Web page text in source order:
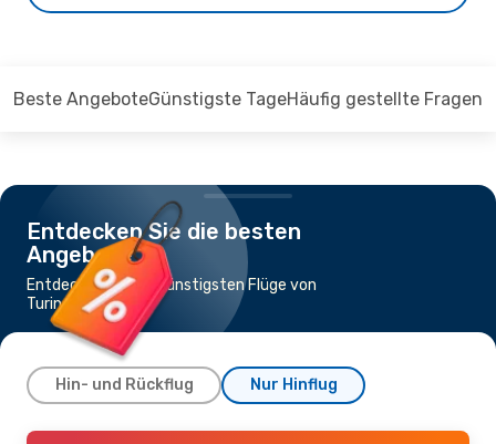
Beste AngeboteGünstigste TageHäufig gestellte Fragen
Entdecken Sie die besten
Angebote
Entdecken Sie die günstigsten Flüge von
Turin nach Genf
Hin- und Rückflug Nur Hinflug